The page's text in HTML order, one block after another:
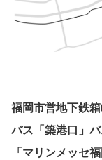
福岡市営地下鉄
バス「築港口」
「マリンメッセ